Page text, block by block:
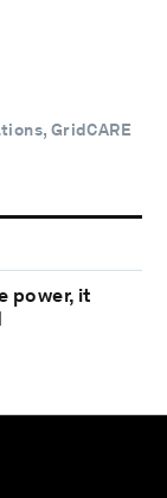
GridCARE
power, it